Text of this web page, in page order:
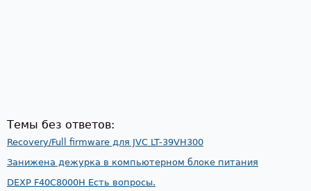
Темы без ответов:
Recovery/Full firmware для JVC LT-39VH300
Занижена дежурка в компьютерном блоке питания
DEXP F40C8000H Есть вопросы.